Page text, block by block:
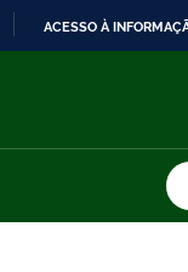
ACESSO À